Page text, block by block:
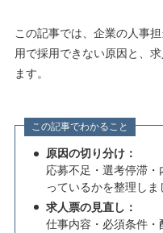
この記事では、企業の人事
用で採用できない原因と、
ます。
この記事でわかること
原因の切り分け：
応募不足・選考停滞
っているかを整理しま
求人票の見直し：
仕事内容・必須条件